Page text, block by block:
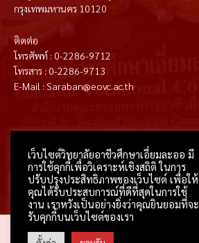
กรุงเทพมหานคร 10120
ติดต่อ
โทรศัพท์ : 0-2286-9712
โทรสาร : 0-2286-9713
E-Mail : Saraban@eovc.ac.th
w a
e
b
o
o
k
-
r
b
b
l
e
o
u
b
e
P
i
t
e
r
e
s
t
e
i
u
m
เว็บไซต์วิทยาลัยอาชีวศึกษาเอี่ยมละออ มี
การใช้คุกกี้เพื่อวิเคราะห์เชิงสถิติ ในการ
ปรับปรุงประสิทธิภาพของเว็บไซต์ เพื่อให้
คุณได้รับประสบการณ์ที่ดีที่สุดในการใช้
งาน เราหวังเป็นอย่างยิ่งว่าคุณยินยอมที่จะ
รับคุกกี้บนเว็บไซต์ของเรา